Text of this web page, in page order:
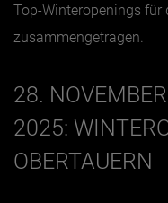
Jänner
März
Top-Winteropenings
zusammengetragen.
28.
2025:
OBERTAUERN